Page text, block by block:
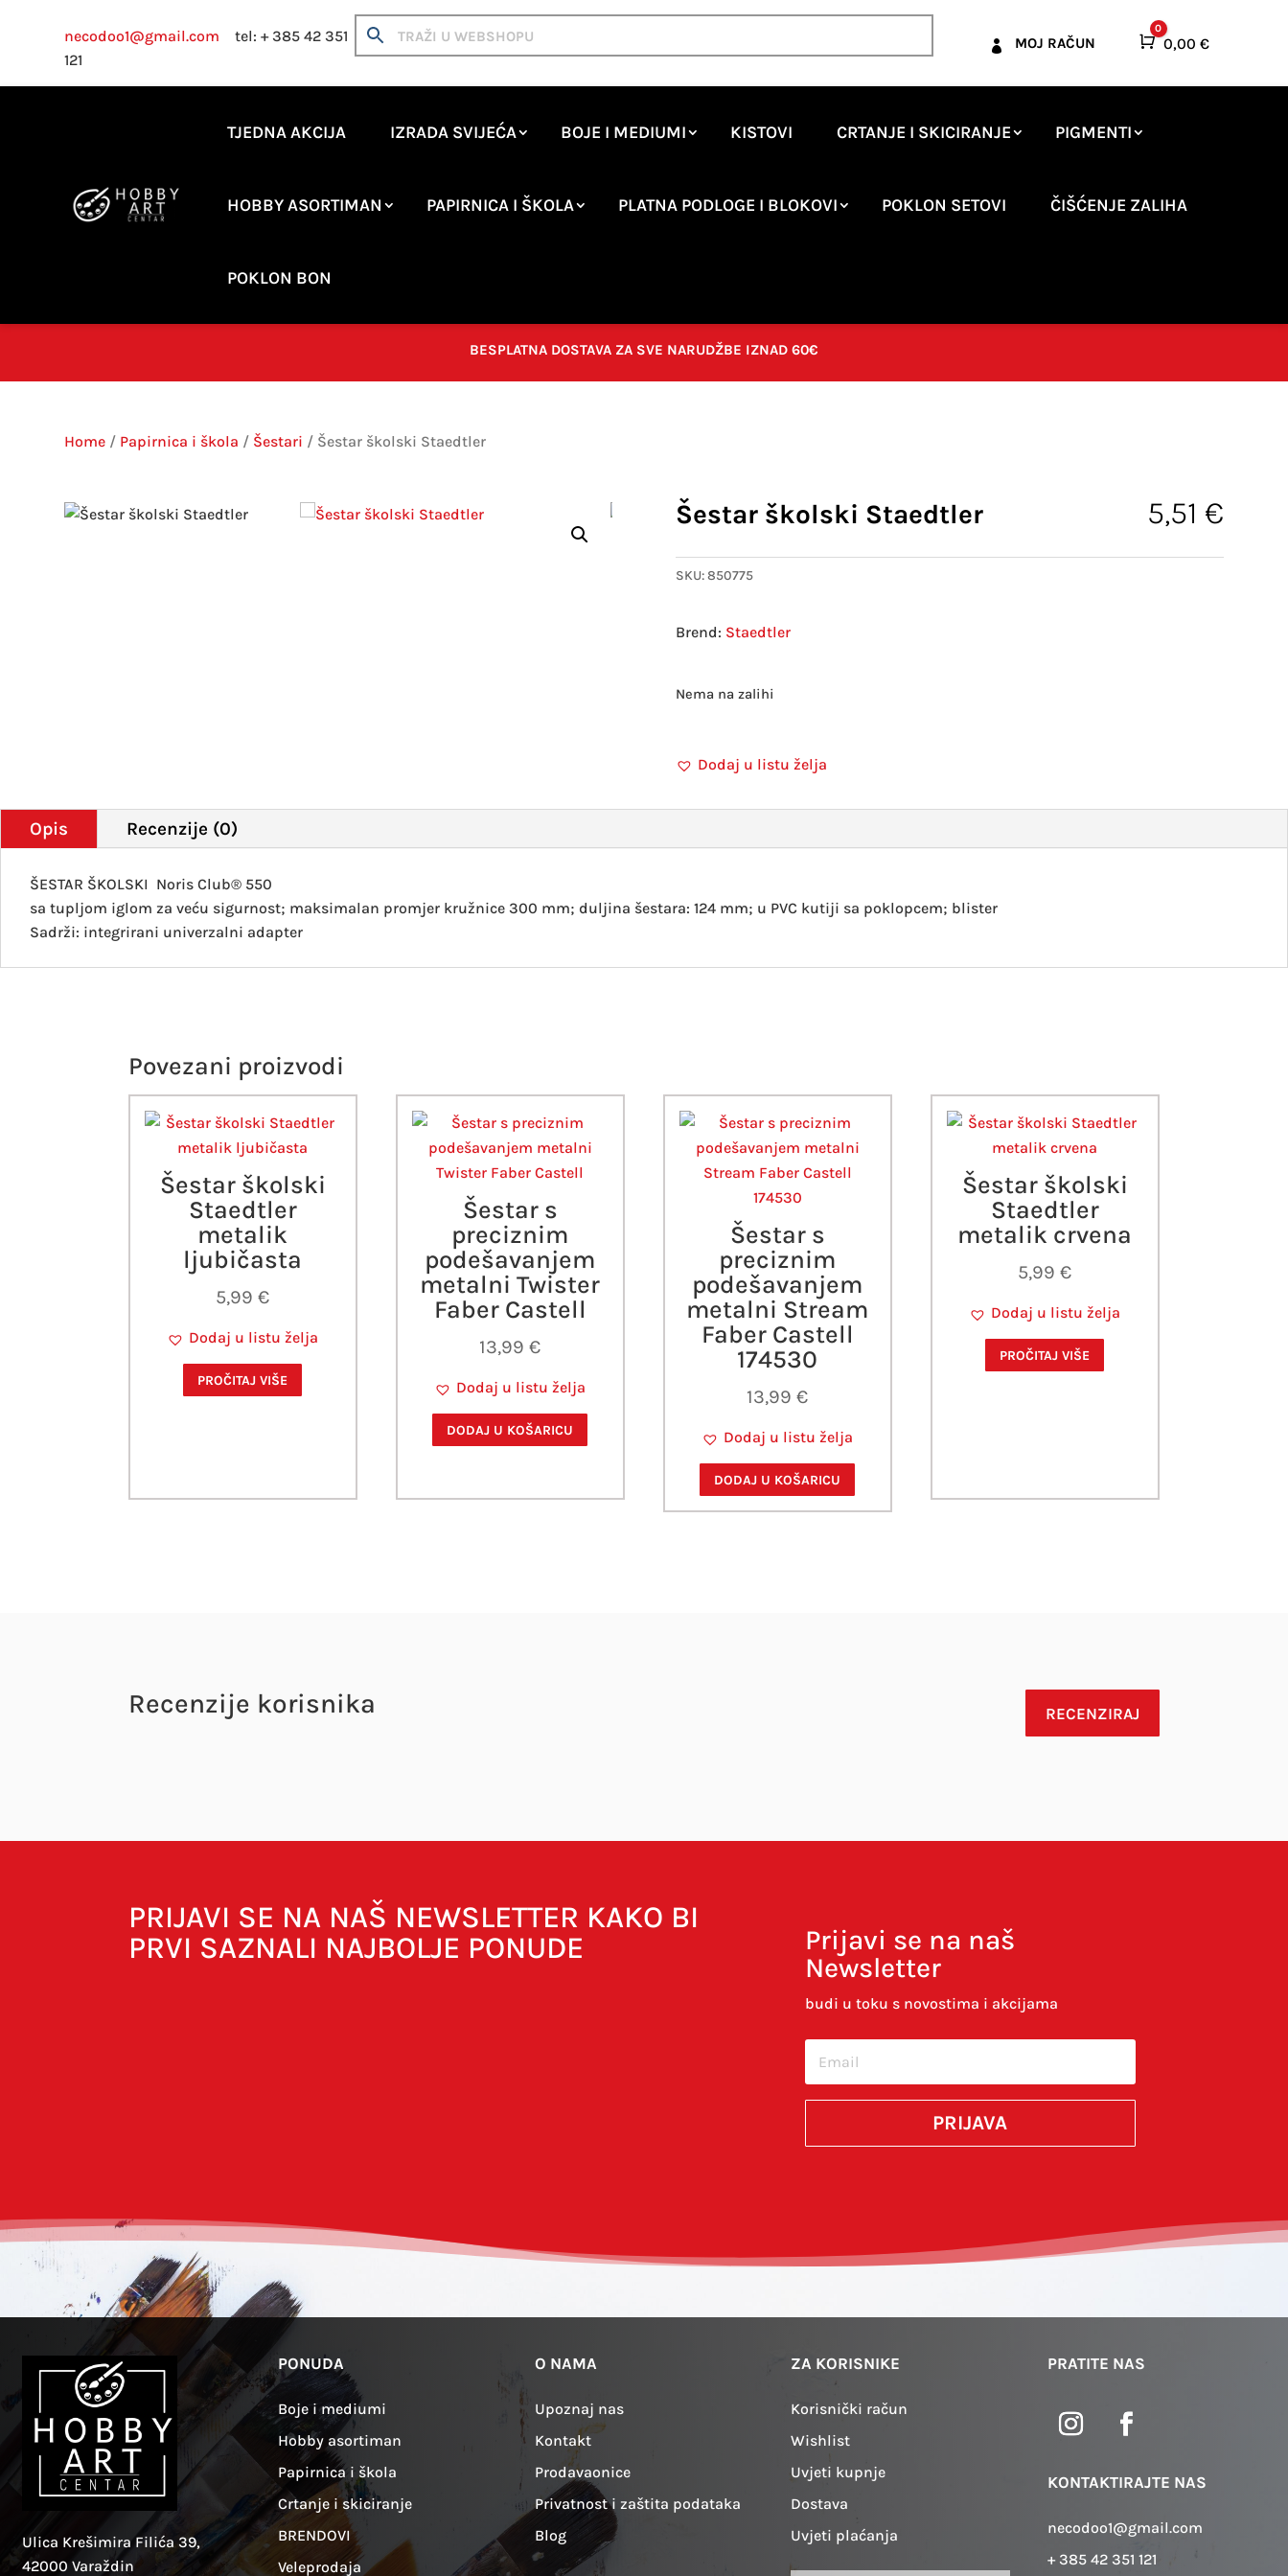
necodoo1@gmail.com tel: + 385 42 351
121
 MOJ RAČUN Košarica
0
0,00 €
TJEDNA AKCIJA IZRADA SVIJEĆA BOJE I MEDIUMI KISTOVI CRTANJE I SKICIRANJE PIGMENTI
HOBBY ASORTIMAN PAPIRNICA I ŠKOLA PLATNA PODLOGE I BLOKOVI POKLON SETOVI ČIŠĆENJE ZALIHA
POKLON BON
BESPLATNA DOSTAVA ZA SVE NARUDŽBE IZNAD 60€
Home / Papirnica i škola / Šestari / Šestar školski Staedtler
Šestar školski Staedtler 5,51 €
SKU:850775
Staedtler
Nema na zalihi
Dodaj u listu želja
Opis Recenzije (0)
ŠESTAR ŠKOLSKI Noris Club® 550
sa tupljom iglom za veću sigurnost; maksimalan promjer kružnice 300 mm; duljina šestara: 124 mm; u PVC kutiji sa poklopcem; blister
Sadrži: integrirani univerzalni adapter
Povezani proizvodi
Šestar školski
Staedtler
metalik
ljubičasta
5,99€
Dodaj u listu želja
PROČITAJ VIŠE
Šestar s
preciznim
podešavanjem
metalni Twister
Faber Castell
13,99€
Dodaj u listu želja
DODAJ U KOŠARICU
Šestar s
preciznim
podešavanjem
metalni Stream
Faber Castell
174530
13,99€
Dodaj u listu želja
DODAJ U KOŠARICU
Šestar školski
Staedtler
metalik crvena
5,99€
Dodaj u listu želja
PROČITAJ VIŠE
Recenzije korisnika RECENZIRAJ
Spremi moje ime, e-poštu i web-stranicu u ovom internet pregledniku za sljedeći put kada budem komentirao.
PRIJAVI SE NA NAŠ NEWSLETTER KAKO BI
PRVI SAZNALI NAJBOLJE PONUDE
Prijavi se na naš
Newsletter
budi u toku s novostima i akcijama
PRIJAVA
Ulica Krešimira Filića 39,
42000 Varaždin
PONUDA
Boje i mediumi
Hobby asortiman
Papirnica i škola
Crtanje i skiciranje
BRENDOVI
Veleprodaja
O NAMA
Upoznaj nas
Kontakt
Prodavaonice
Privatnost i zaštita podataka
Blog
ZA KORISNIKE
Korisnički račun
Wishlist
Uvjeti kupnje
Dostava
Uvjeti plaćanja
PRATITE NAS
KONTAKTIRAJTE NAS
necodoo1@gmail.com
+ 385 42 351 121